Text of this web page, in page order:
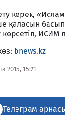
керек,
қаласын
көрсетіп, ИСИМ
bnews.kz
2015, 15:21
Телеграм